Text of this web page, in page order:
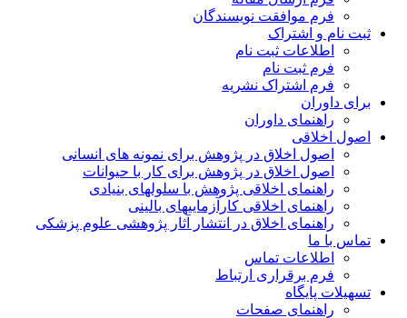
فرم موافقت نویسندگان
ثبت نام و اشتراک
اطلاعات ثبت نام
فرم ثبت نام
فرم اشتراک نشریه
برای داوران
راهنمای داوران
اصول اخلاقی
اصول اخلاق در پژوهش برای نمونه های انسانی
اصول اخلاق در پژوهش برای کار با حیوانات
راهنمای اخلاقی پژوهش با سلولهای بنیادی
راهنمای اخلاقی کارآزماییهای بالینی
راهنمای اخلاق در انتشار آثار پژوهشی علوم پزشکی
تماس با ما
اطلاعات تماس
فرم برقراری ارتباط
تسهیلات پایگاه
راهنمای صفحات